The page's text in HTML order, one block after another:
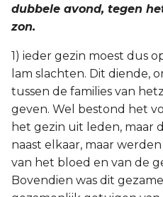
dubbele avond, tegen
zon.
1) ieder gezin moest dus
lam slachten. Dit diende,
tussen de families van
geven. Wel bestond het
het gezin uit leden, maar
naast elkaar, maar
van het bloed en van de
Bovendien was dit